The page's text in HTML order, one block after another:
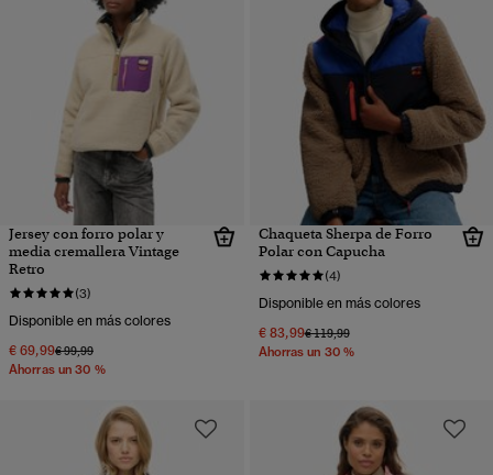
Jersey con forro polar y
media cremallera Vintage
Retro
(3)
Disponible en más colores
€ 69,99Precio rebajado de
€ 99,99a
Ahorras un 30 %
Chaqueta Sherpa de Forro
Polar con Capucha
(4)
Disponible en más colores
€ 83,99Precio rebajado de
€ 119,99a
Ahorras un 30 %